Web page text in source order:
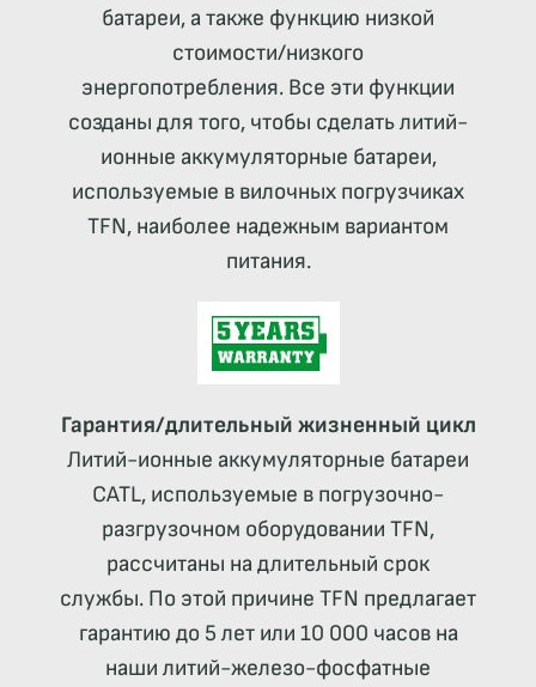
батареи, а также функцию низкой
стоимости/низкого
энергопотребления. Все эти функции
созданы для того, чтобы сделать литий-
ионные аккумуляторные батареи,
используемые в вилочных погрузчиках
TFN, наиболее надежным вариантом
питания.
Гарантия/длительный жизненный цикл
Литий-ионные аккумуляторные батареи
CATL, используемые в погрузочно-
разгрузочном оборудовании TFN,
рассчитаны на длительный срок
службы. По этой причине TFN предлагает
гарантию до 5 лет или 10 000 часов на
наши литий-железо-фосфатные